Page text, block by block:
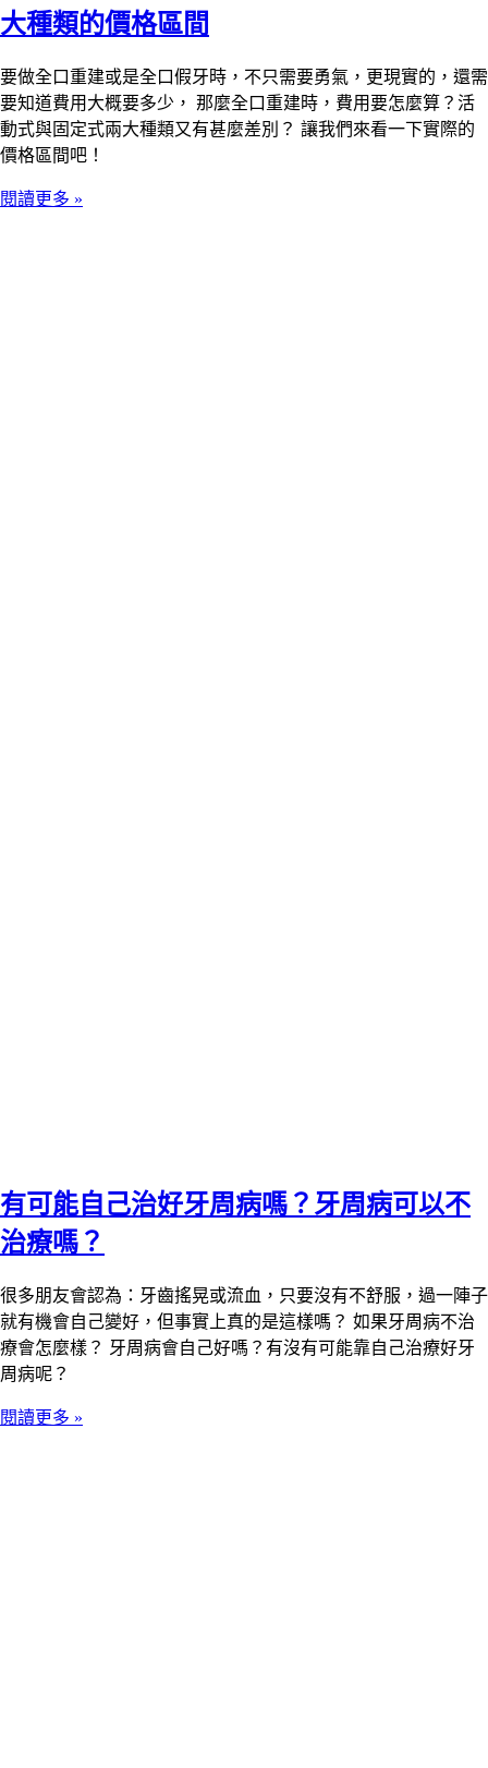
大種類的價格區間
要做全口重建或是全口假牙時，不只需要勇氣，更現實的，還需
要知道費用大概要多少， 那麼全口重建時，費用要怎麼算？活
動式與固定式兩大種類又有甚麼差別？ 讓我們來看一下實際的
價格區間吧！
閱讀更多 »
有可能自己治好牙周病嗎？牙周病可以不
治療嗎？
很多朋友會認為：牙齒搖晃或流血，只要沒有不舒服，過一陣子
就有機會自己變好，但事實上真的是這樣嗎？ 如果牙周病不治
療會怎麼樣？ 牙周病會自己好嗎？有沒有可能靠自己治療好牙
周病呢？
閱讀更多 »